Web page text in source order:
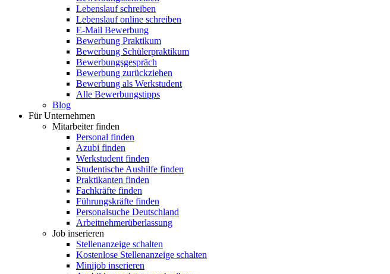
Lebenslauf schreiben
Lebenslauf online schreiben
E-Mail Bewerbung
Bewerbung Praktikum
Bewerbung Schülerpraktikum
Bewerbungsgespräch
Bewerbung zurückziehen
Bewerbung als Werkstudent
Alle Bewerbungstipps
Blog
Für Unternehmen
Mitarbeiter finden
Personal finden
Azubi finden
Werkstudent finden
Studentische Aushilfe finden
Praktikanten finden
Fachkräfte finden
Führungskräfte finden
Personalsuche Deutschland
Arbeitnehmerüberlassung
Job inserieren
Stellenanzeige schalten
Kostenlose Stellenanzeige schalten
Minijob inserieren